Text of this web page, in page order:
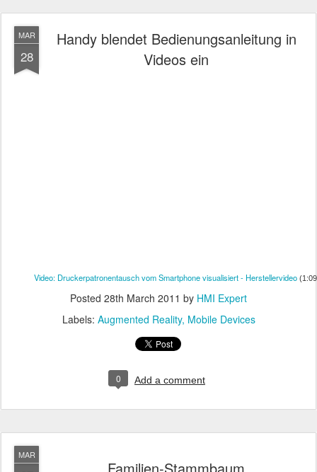
MAR
28
Handy blendet Bedienungsanleitung in
Videos ein
Video: Druckerpatronentausch vom Smartphone visualisiert - Herstellervideo
Posted 28th March 2011 by HMI Expert
Labels: Augmented Reality Mobile Devices
0 Add a comment
MAR
Familien-Stammbaum